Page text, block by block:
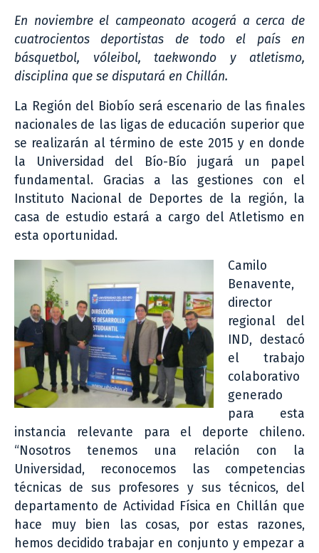
En noviembre el campeonato acogerá a cerca de
cuatrocientos deportistas de todo el país en
básquetbol, vóleibol, taekwondo y atletismo,
disciplina que se disputará en Chillán.
La Región del Biobío será escenario de las finales
nacionales de las ligas de educación superior que
se realizarán al término de este 2015 y en donde
la Universidad del Bío-Bío jugará un papel
fundamental. Gracias a las gestiones con el
Instituto Nacional de Deportes de la región, la
casa de estudio estará a cargo del Atletismo en
esta oportunidad.
Camilo
Benavente,
director
regional del
IND, destacó
el trabajo
colaborativo
generado
para esta
instancia relevante para el deporte chileno.
“Nosotros tenemos una relación con la
Universidad, reconocemos las competencias
técnicas de sus profesores y sus técnicos, del
departamento de Actividad Física en Chillán que
hace muy bien las cosas, por estas razones,
hemos decidido trabajar en conjunto y empezar a